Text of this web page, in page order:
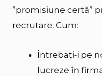
”promisiune certă”
recrutare. Cum:
Întrebați-i pe
lucreze în